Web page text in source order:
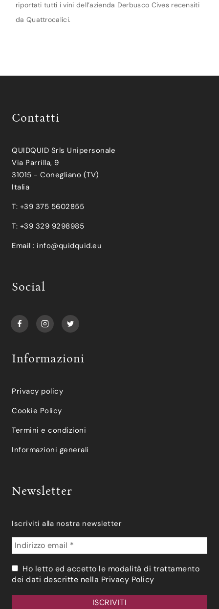
riportati tutti i vini dell’azienda Derbusco Cives recensiti
da Quattrocalici.
Contatti
QUIDQUID Srls Unipersonale
Via Parrilla, 9
31015 - Conegliano (TV)
Italia
T: +39 375 5602855
T: +39 329 9298985
Email : info@quidquid.eu
Social
Informazioni
Privacy policy
Cookie Policy
Termini e condizioni
Informazioni generali
Newsletter
Iscriviti alla nostra newsletter
Ho letto ed accetto le modalità di trattamento
dei dati descritte nella Privacy Policy